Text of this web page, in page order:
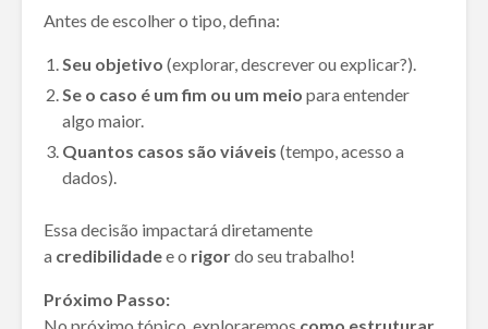
Antes de escolher o tipo, defina:
Seu objetivo (explorar, descrever ou explicar?).
Se o caso é um fim ou um meio para entender
algo maior.
Quantos casos são viáveis (tempo, acesso a
dados).
Essa decisão impactará diretamente
a credibilidadee o rigordo seu trabalho!
Próximo Passo: